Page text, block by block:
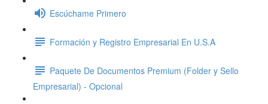
Escúchame Primero
Formación y Registro Empresarial En U.S.A
Paquete De Documentos Premium (Folder y Sello
Empresarial) - Opcional